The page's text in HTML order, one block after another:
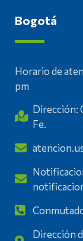
Bogotá
Horario de
pm
Dirección:
Fe.
Dirección